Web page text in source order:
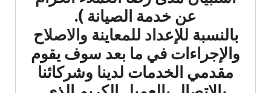
عن خدمة الصيانة ).
بالنسبة للإعداد للمعاينة والاصلاح
والإجراءات في ما بعد سوف يقوم
مقدمي الخدمات لدينا وشركائنا